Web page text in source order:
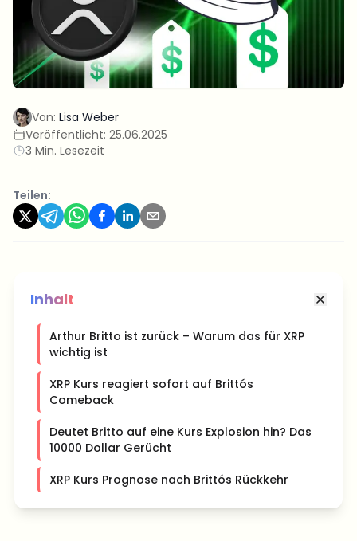
Von: Lisa Weber
Veröffentlicht: 25.06.2025
3 Min. Lesezeit
Teilen:
Inhalt
Arthur Britto ist zurück – Warum das für XRP
wichtig ist
XRP Kurs reagiert sofort auf Brittós
Comeback
Deutet Britto auf eine Kurs Explosion hin? Das
10000 Dollar Gerücht
XRP Kurs Prognose nach Brittós Rückkehr